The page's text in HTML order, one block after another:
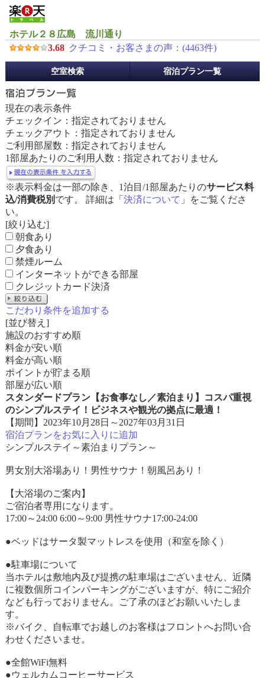
ホテル２８広島 流川通り
3.68 クチコミ・お客さまの声：(4463件)
約
メ
ニ
ュ
ー
空室検索 宿泊プラン一覧
現在の表示条件
チェックイン：指定されておりません
チェックアウト：指定されておりません
ご利用部屋数：指定されておりません
1部屋あたりのご利用人数：指定されておりません
※表示料金は一部の除き、1泊目/1部屋あたりのサービス料
込/消費税別 です。 詳細は「 決済について 」をご覧くださ
い。
[絞り込む]
朝食あり
夕食あり
禁煙ルーム
インターネットができる部屋
クレジットカード決済
こだわり条件を追加する
[並び替え]
施設のおすすめ順
料金が安い順
料金が高い順
ポイントが貯まる順
部屋が広い順
スタンダードプラン【お食事なし／素泊まり】コスパ重視
のシンプルステイ！ビジネスや観光の拠点に最適！
【期間】2023年10月28日～2027年03月31日
宿泊プランをお気に入りに追加
シンプルステイ～素泊まりプラン～
男女別大浴場あり！男性サウナ！朝風呂あり！
【大浴場のご案内】
ご宿泊者専用になります。
17:00～24:00 6:00～9:00 男性サウナ17:00-24:00
●ベッドはサータ製マットレスを使用（和室を除く）
●駐車場について
当ホテルは敷地内及び提携の駐車場はございません、近隣
に複数個所コインパーキングがございますが、特にご紹介
なども行っておりません。ご了承のほどお願いいたしま
す。
※バイク、自転車でお越しのお客様はフロントへお問い合
わせくださいませ。
●全館WiFi無料
●ウェルカムコーヒーサービス